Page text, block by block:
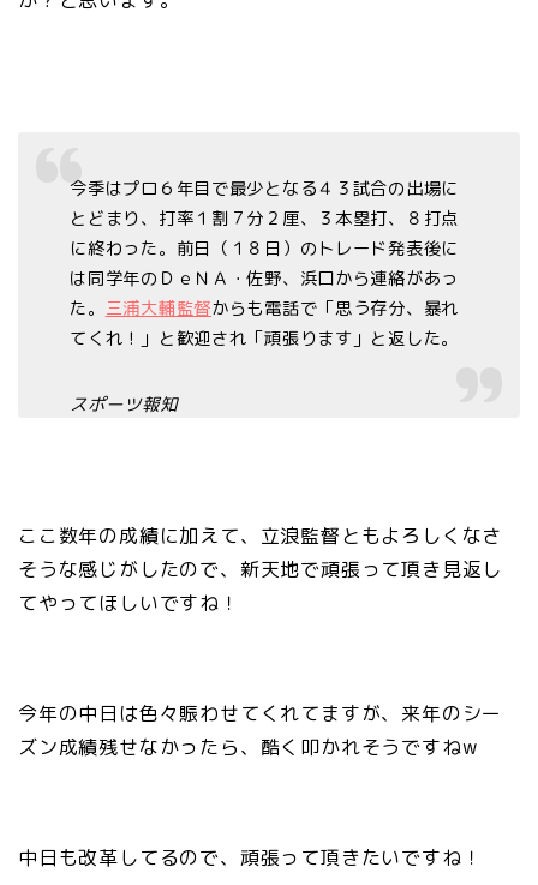
今季はプロ６年目で最少となる４３試合の出場に
とどまり、打率１割７分２厘、３本塁打、８打点
に終わった。前日（１８日）のトレード発表後に
は同学年のＤｅＮＡ・佐野、浜口から連絡があっ
た。 三浦大輔監督からも電話で「思う存分、暴れ
てくれ！」と歓迎され「頑張ります」と返した。
スポーツ報知
ここ数年の成績に加えて、立浪監督ともよろしくなさ
そうな感じがしたので、新天地で頑張って頂き見返し
てやってほしいですね！
今年の中日は色々賑わせてくれてますが、来年のシー
ズン成績残せなかったら、酷く叩かれそうですねw
中日も改革してるので、頑張って頂きたいですね！